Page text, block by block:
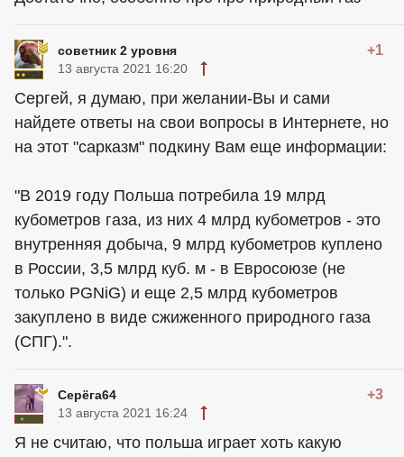
советник 2 уровня +1
13 августа 2021 16:20
Сергей, я думаю, при желании-Вы и сами
найдете ответы на свои вопросы в Интернете, но
на этот "сарказм" подкину Вам еще информации:
"В 2019 году Польша потребила 19 млрд
кубометров газа, из них 4 млрд кубометров - это
внутренняя добыча, 9 млрд кубометров куплено
в России, 3,5 млрд куб. м - в Евросоюзе (не
только PGNiG) и еще 2,5 млрд кубометров
закуплено в виде сжиженного природного газа
(СПГ).".
Серёга64 +3
13 августа 2021 16:24
Я не считаю, что польша играет хоть какую